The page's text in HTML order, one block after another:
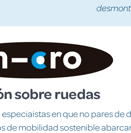
sobre ruedas
especiaistas en que no pares
de mobilidad sostenible